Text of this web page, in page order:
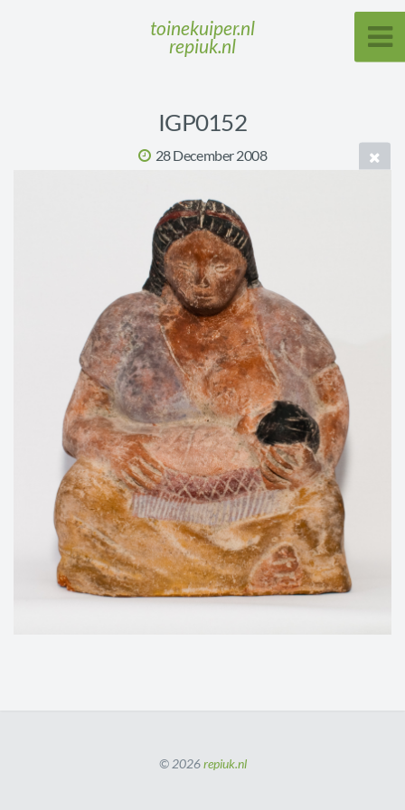
toinekuiper.nl
repiuk.nl
IGP0152
28 December 2008
© 2026repiuk.nl